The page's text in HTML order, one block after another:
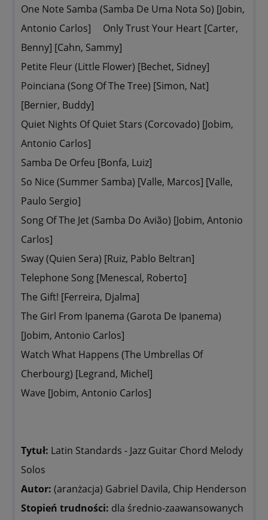
One Note Samba (Samba De Uma Nota So) [Jobin,
Antonio Carlos] Only Trust Your Heart [Carter,
Benny] [Cahn, Sammy]
Petite Fleur (Little Flower) [Bechet, Sidney]
Poinciana (Song Of The Tree) [Simon, Nat]
[Bernier, Buddy]
Quiet Nights Of Quiet Stars (Corcovado) [Jobim,
Antonio Carlos]
Samba De Orfeu [Bonfa, Luiz]
So Nice (Summer Samba) [Valle, Marcos] [Valle,
Paulo Sergio]
Song Of The Jet (Samba Do Avião) [Jobim, Antonio
Carlos]
Sway (Quien Sera) [Ruiz, Pablo Beltran]
Telephone Song [Menescal, Roberto]
The Gift! [Ferreira, Djalma]
The Girl From Ipanema (Garota De Ipanema)
[Jobim, Antonio Carlos]
Watch What Happens (The Umbrellas Of
Cherbourg) [Legrand, Michel]
Wave [Jobim, Antonio Carlos]
Tytuł: Latin Standards - Jazz Guitar Chord Melody
Solos
Autor: (aranżacja) Gabriel Davila, Chip Henderson
Stopień trudności: dla średnio-zaawansowanych